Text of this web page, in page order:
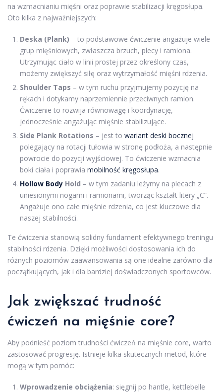
na wzmacnianiu mięśni oraz poprawie stabilizacji kręgosłupa.
Oto kilka z najważniejszych:
Deska (Plank) – to podstawowe ćwiczenie angażuje wiele
grup mięśniowych, zwłaszcza brzuch, plecy i ramiona.
Utrzymując ciało w linii prostej przez określony czas,
możemy zwiększyć siłę oraz wytrzymałość mięśni rdzenia.
Shoulder Taps – w tym ruchu przyjmujemy pozycję na
rękach i dotykamy naprzemiennie przeciwnych ramion.
Ćwiczenie to rozwija równowagę i koordynację,
jednocześnie angażując mięśnie stabilizujące.
Side Plank Rotations – jest to wariant deski bocznej
polegający na rotacji tułowia w stronę podłoża, a następnie
powrocie do pozycji wyjściowej. To ćwiczenie wzmacnia
boki ciała i poprawia mobilność kręgosłupa.
Hollow Body Hold – w tym zadaniu leżymy na plecach z
uniesionymi nogami i ramionami, tworząc kształt litery „C”.
Angażuje ono całe mięśnie rdzenia, co jest kluczowe dla
naszej stabilności.
Te ćwiczenia stanowią solidny fundament efektywnego treningu
stabilności rdzenia. Dzięki możliwości dostosowania ich do
różnych poziomów zaawansowania są one idealne zarówno dla
początkujących, jak i dla bardziej doświadczonych sportowców.
Jak zwiększać trudność
ćwiczeń na mięśnie core?
Aby podnieść poziom trudności ćwiczeń na mięśnie core, warto
zastosować progresję. Istnieje kilka skutecznych metod, które
mogą w tym pomóc:
Wprowadzenie obciążenia: sięgnij po hantle, kettlebelle